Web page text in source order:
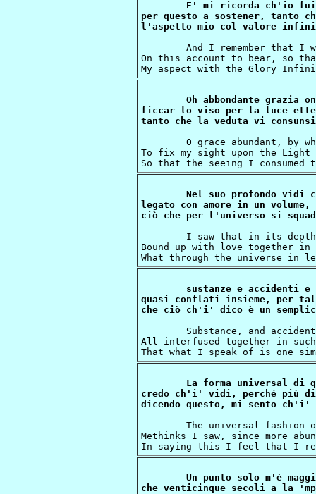
E' mi ricorda ch'io
per questo a sostener, tanto
On this account to bear, so
Oh abbondante grazia
ficcar lo viso per la luce
To fix my sight upon the Light
Nel suo profondo vidi
legato con amore in un volume,
Bound up with love together in
sustanze e accidenti e
quasi conflati insieme, per tal
All interfused together in
La forma universal di
credo ch'i' vidi, perché più
Methinks I saw, since more
Un punto solo m'è
che venticinque secoli a la